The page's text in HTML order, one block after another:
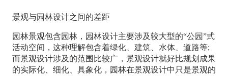
景观与园林设计之间的差距
园林景观包含园林，园林设计主要涉及较大型的“公园”式
活动空间，这种理解包含着绿化、建筑、水体、道路等;
而景观设计涉及的范围比较广，景观设计就好比规划成果
的实际化、细化、具象化，园林在景观设计中只是景观的